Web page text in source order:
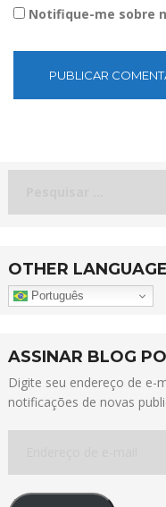
Notifique-me sobre
OTHER
Português
ASSINAR BLOG
Digite seu endereço de e-
notificações de novas
e-
mail